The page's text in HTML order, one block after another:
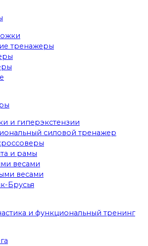
тренажеры
и гиперэкстензии
силовой тренажер
и рамы
весами
весами
Брусья
и функциональный тренинг